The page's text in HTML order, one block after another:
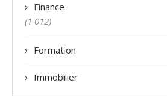
Finance
(1 012)
Formation
Immobilier